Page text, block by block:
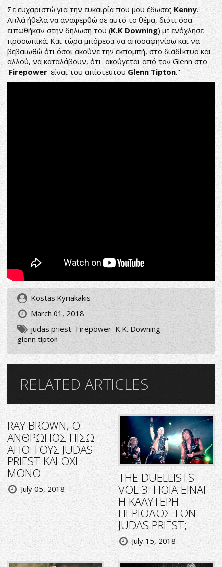
Σε ευχαριστώ για την ευκαιρία που μου έδωσεςKenny.
Απλά ήθελα να αναφερθώ σε αυτό το θέμα, διότι όσα
ειπωθήκαν στην δήλωση του (Κ.ΚDowning) με ενόχλησε
προσωπικά. Και τώρα μπόρεσα να αποσαφηνίσω και να
βεβαιωθώ ότι όσοι ακούνε την εκπομπή, στο διαδίκτυο και
αλλού, να καταλάβουν, ότι ακούγεται από τον Glenn στο
'Firepower' είναι του απίστευτου Glenn Tipton."
Kostas Kyriakakis
March 01, 2018
judas priest Firepower K.K. Downing
glenn tipton
RELATED ARTICLES
RΑΥ BROWN, O
ΑΝΘΡΩΠΟΣ ΠΙΣΩ
ΑΠΟ ΤΟΥΣ JUDAS
PRIEST KAI OXI
MONO
July 05, 2018
THE DUELLISTS
VOL.3: ΠΟΙΑ ΕΙΝΑΙ
Η ΚΑΛΥΤΕΡΗ
ΠΕΡΙΟΔΟΣ ΤΩΝ
JUDAS PRIEST;
July 15, 2018